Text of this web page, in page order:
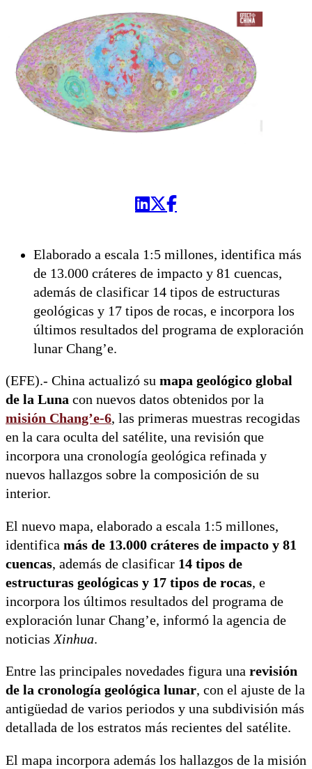
Elaborado a escala 1:5 millones, identifica más
de 13.000 cráteres de impacto y 81 cuencas,
además de clasificar 14 tipos de estructuras
geológicas y 17 tipos de rocas, e incorpora los
últimos resultados del programa de exploración
lunar Chang’e.
(EFE).- China actualizó su mapa geológico global
de la Luna con nuevos datos obtenidos por la
misión Chang’e-6, las primeras muestras recogidas
en la cara oculta del satélite, una revisión que
incorpora una cronología geológica refinada y
nuevos hallazgos sobre la composición de su
interior.
El nuevo mapa, elaborado a escala 1:5 millones,
identifica más de 13.000 cráteres de impacto y 81
cuencas, además de clasificar 14 tipos de
estructuras geológicas y 17 tipos de rocas, e
incorpora los últimos resultados del programa de
exploración lunar Chang’e, informó la agencia de
noticias Xinhua.
Entre las principales novedades figura una revisión
de la cronología geológica lunar, con el ajuste de la
antigüedad de varios periodos y una subdivisión más
detallada de los estratos más recientes del satélite.
El mapa incorpora además los hallazgos de la misión